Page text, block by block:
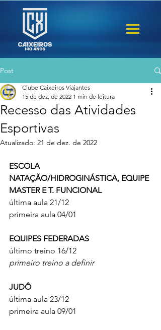
Post
Recesso das Atividades
Esportivas
Clube Caixeiros Viajantes
15 de dez. de 2022 1 min de leitura
Atualizado: 21 de dez. de 2022
ESCOLA
NATAÇÃO/HIDROGINÁSTICA, EQUIPE
MASTER E T. FUNCIONAL
última aula 21/12
primeira aula 04/01
EQUIPES FEDERADAS
último treino 16/12
primeiro treino a definir
JUDÔ
última aula 23/12
primeira aula 09/01